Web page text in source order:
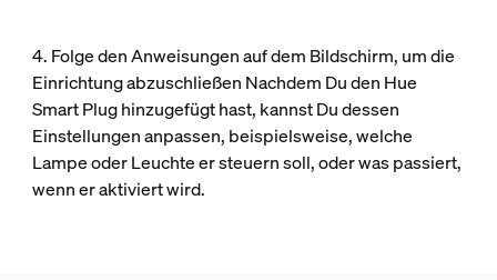
4. Folge den Anweisungen auf dem Bildschirm, um die
Einrichtung abzuschließen Nachdem Du den Hue
Smart Plug hinzugefügt hast, kannst Du dessen
Einstellungen anpassen, beispielsweise, welche
Lampe oder Leuchte er steuern soll, oder was passiert,
wenn er aktiviert wird.